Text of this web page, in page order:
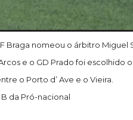
Braga nomeou o árbitro Miguel
e o GD Prado foi escolhido
o Porto d’ Ave e o Vieira.
da Pró-nacional